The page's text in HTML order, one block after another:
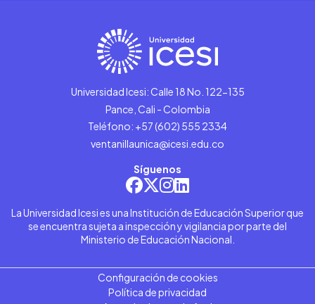
Universidad Icesi: Calle 18 No. 122-135
Pance, Cali - Colombia
Teléfono: +57 (602) 555 2334
ventanillaunica@icesi.edu.co
Síguenos
La Universidad Icesi es una Institución de Educación Superior que
se encuentra sujeta a inspección y vigilancia por parte del
Ministerio de Educación Nacional.
Configuración de cookies
Política de privacidad